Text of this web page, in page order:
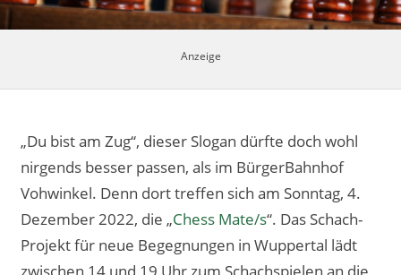
„Du bist am Zug“, dieser Slogan dürfte doch wohl
nirgends besser passen, als im BürgerBahnhof
Vohwinkel. Denn dort treffen sich am Sonntag, 4.
Dezember 2022, die „Chess Mate/s“. Das Schach-
Projekt für neue Begegnungen in Wuppertal lädt
zwischen 14 und 19 Uhr zum Schachspielen an die